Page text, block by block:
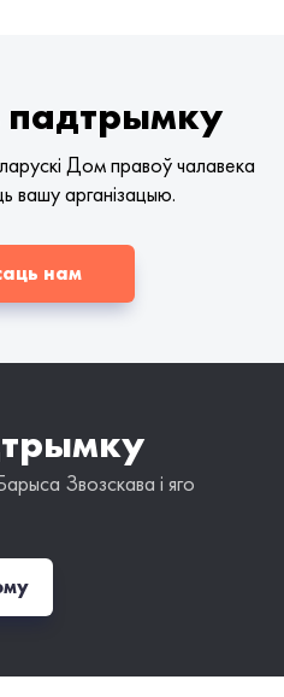
Дом правоў чалавека
вашу арганізацыю.
нам
Звозскава і яго